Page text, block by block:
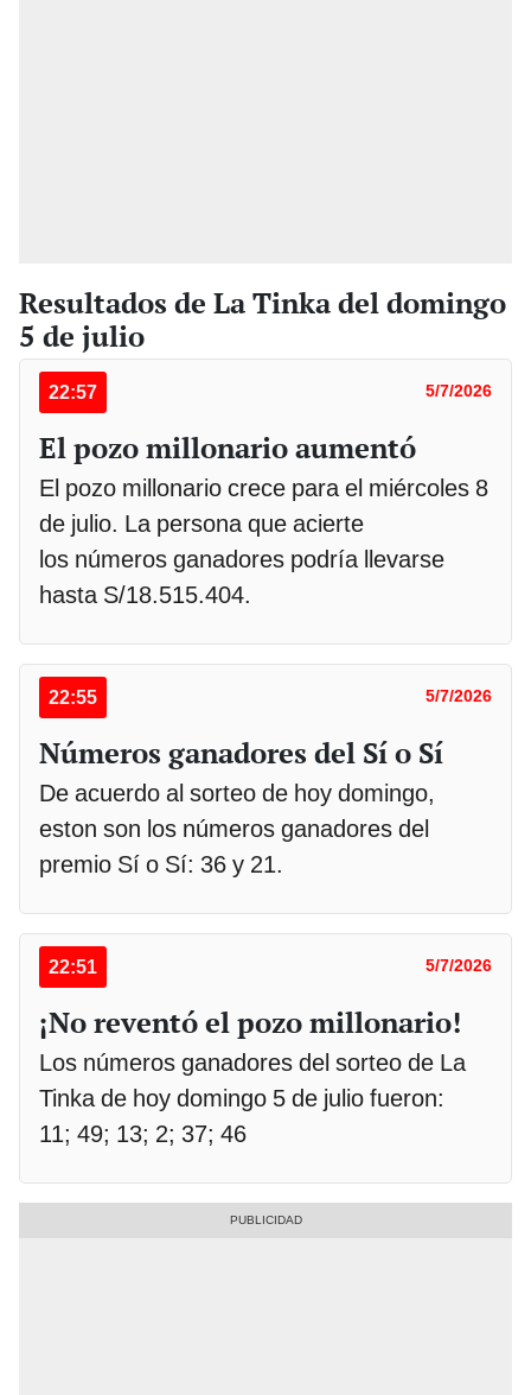
Resultados de La Tinka del domingo
5 de julio
22:57 5/7/2026
El pozo millonario aumentó
El pozo millonario crece para el miércoles 8
de julio. La persona que acierte
los números ganadores podría llevarse
hasta S/18.515.404.
22:55 5/7/2026
Números ganadores del Sí o Sí
De acuerdo al sorteo de hoy domingo,
eston son los números ganadores del
premio Sí o Sí: 36 y 21.
22:51 5/7/2026
¡No reventó el pozo millonario!
Los números ganadores del sorteo de La
Tinka de hoy domingo 5 de julio fueron:
11; 49; 13; 2; 37; 46